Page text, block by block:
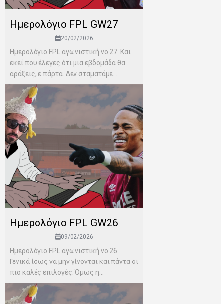
Ημερολόγιο FPL GW27
20/02/2026
Ημερολόγιο FPL αγωνιστική νο 27. Και
εκεί που έλεγες ότι μια εβδομάδα θα
αράξεις, ε πάρτα. Δεν σταματάμε...
Ημερολόγιο FPL GW26
09/02/2026
Ημερολόγιο FPL αγωνιστική νο 26.
Γενικά ίσως να μην γίνονται και πάντα οι
πιο καλές επιλογές. Όμως η...